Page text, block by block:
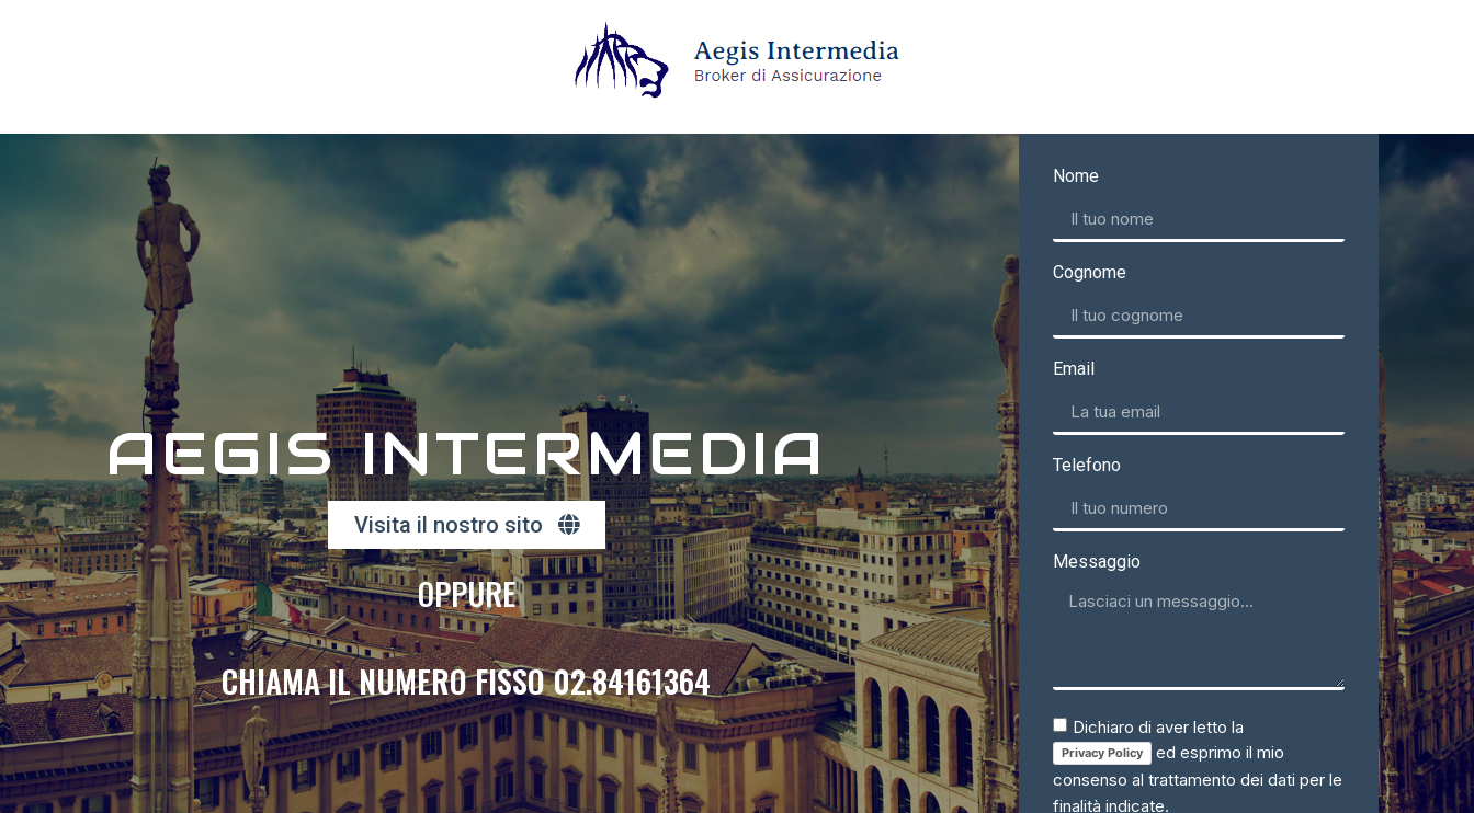
AEGIS INTERMEDIA
Visita il nostro sito
OPPURE
CHIAMA IL NUMERO FISSO 02.84161364
Nome
Cognome
Email
Telefono
Messaggio
Dichiaro di aver letto la
Privacy Policy
ed esprimo il mio
consenso al trattamento dei dati per le
finalità indicate.